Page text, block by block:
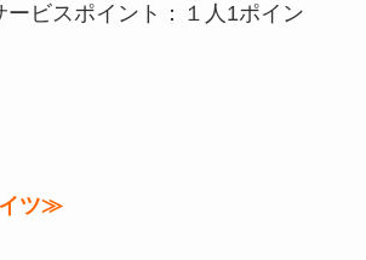
ービスポイント：１人1ポイン
ツ≫